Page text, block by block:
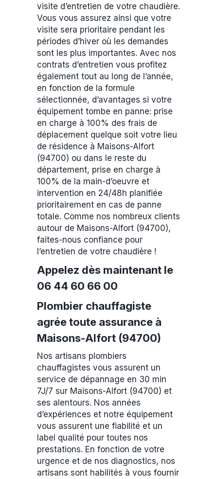
visite d’entretien de votre chaudière.
Vous vous assurez ainsi que votre
visite sera prioritaire pendant les
périodes d’hiver où les demandes
sont les plus importantes. Avec nos
contrats d’entretien vous profitez
également tout au long de l’année,
en fonction de la formule
sélectionnée, d’avantages si votre
équipement tombe en panne: prise
en charge à 100% des frais de
déplacement quelque soit votre lieu
de résidence à Maisons-Alfort
(94700) ou dans le reste du
département, prise en charge à
100% de la main-d’oeuvre et
intervention en 24/48h planifiée
prioritairement en cas de panne
totale. Comme nos nombreux clients
autour de Maisons-Alfort (94700),
faites-nous confiance pour
l’entretien de votre chaudière !
Appelez dès maintenant le
06 44 60 66 00
Plombier chauffagiste
agrée toute assurance à
Maisons-Alfort (94700)
Nos artisans plombiers
chauffagistes vous assurent un
service de dépannage en 30 min
7J/7 sur Maisons-Alfort (94700) et
ses alentours. Nos années
d’expériences et notre équipement
vous assurent une fiabilité et un
label qualité pour toutes nos
prestations. En fonction de votre
urgence et de nos diagnostics, nos
artisans sont habilités à vous fournir